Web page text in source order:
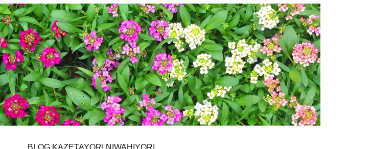
BLOG KAZETAYORI NIWAHIYORI